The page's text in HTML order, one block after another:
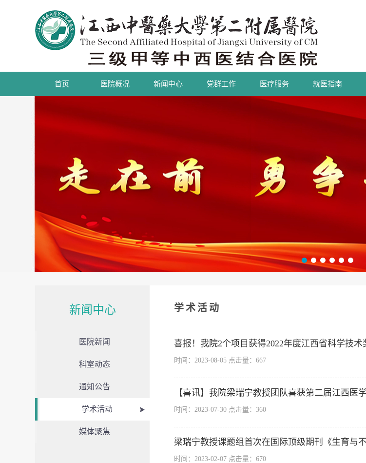
首页 医院概况 新闻中心 党群工作 医疗服务 就医指南
新闻中心
医院新闻
科室动态
通知公告
学术活动
媒体聚焦
学术活动
喜报！我院2个项目获得2022年度江西省科学技术
时间：2023-08-05 点击量： 667
【喜讯】我院梁瑞宁教授团队喜获第二届江西医
时间：2023-07-30 点击量： 360
梁瑞宁教授课题组首次在国际顶级期刊《生育与
时间：2023-02-07 点击量： 670